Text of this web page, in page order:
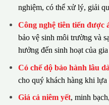
nghiệm, có thể xử lý, giải
Công nghệ tiên tiến được
bảo vệ sinh môi trường và
hưởng đến sinh hoạt của
Có chế dộ bảo hành lâu
cho quý khách hàng khi
Giá cả niêm yết, minh